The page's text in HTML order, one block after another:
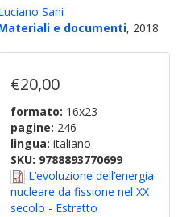
Sani
e documenti, 2018
€20,00
formato: 16x23
pagine: 246
lingua: italiano
SKU: 9788893770699
L’evoluzione dell’energia
nucleare da fissione nel XX
secolo - Estratto